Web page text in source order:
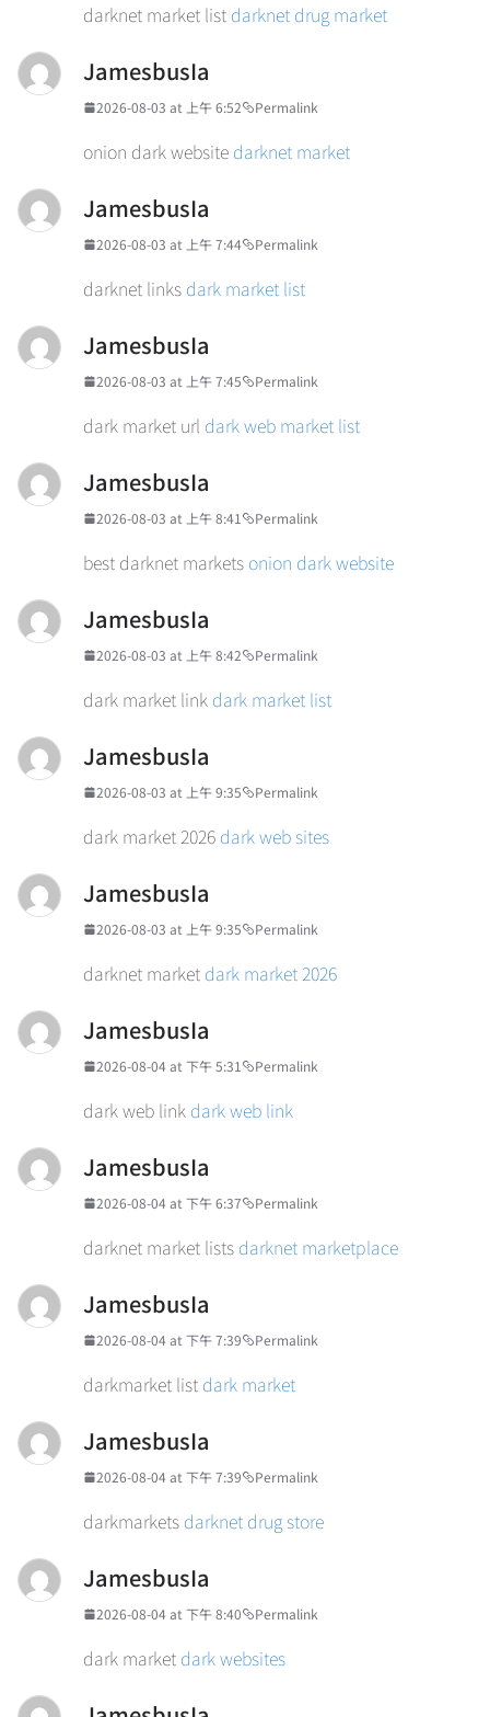
darknet market list darknet drug market
JamesbusIa
2026-08-03 at 上午 6:52 Permalink
onion dark website darknet market
JamesbusIa
2026-08-03 at 上午 7:44 Permalink
darknet links dark market list
JamesbusIa
2026-08-03 at 上午 7:45 Permalink
dark market url dark web market list
JamesbusIa
2026-08-03 at 上午 8:41 Permalink
best darknet markets onion dark website
JamesbusIa
2026-08-03 at 上午 8:42 Permalink
dark market link dark market list
JamesbusIa
2026-08-03 at 上午 9:35 Permalink
dark market 2026 dark web sites
JamesbusIa
2026-08-03 at 上午 9:35 Permalink
darknet market dark market 2026
JamesbusIa
2026-08-04 at 下午 5:31 Permalink
dark web link dark web link
JamesbusIa
2026-08-04 at 下午 6:37 Permalink
darknet market lists darknet marketplace
JamesbusIa
2026-08-04 at 下午 7:39 Permalink
darkmarket list dark market
JamesbusIa
2026-08-04 at 下午 7:39 Permalink
darkmarkets darknet drug store
JamesbusIa
2026-08-04 at 下午 8:40 Permalink
dark market dark websites